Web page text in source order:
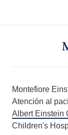
Montefiore
Atención al
Albert Einstein
Children's